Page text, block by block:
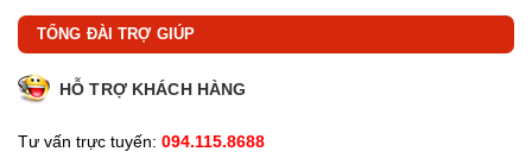
TỔNG ĐÀI TRỢ GIÚP
HỖ TRỢ KHÁCH HÀNG
Tư vấn trực tuyến: 094.115.8688